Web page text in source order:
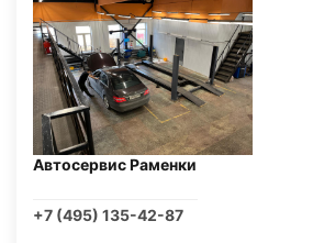
Автосервис Раменки
+7 (495) 135-42-87